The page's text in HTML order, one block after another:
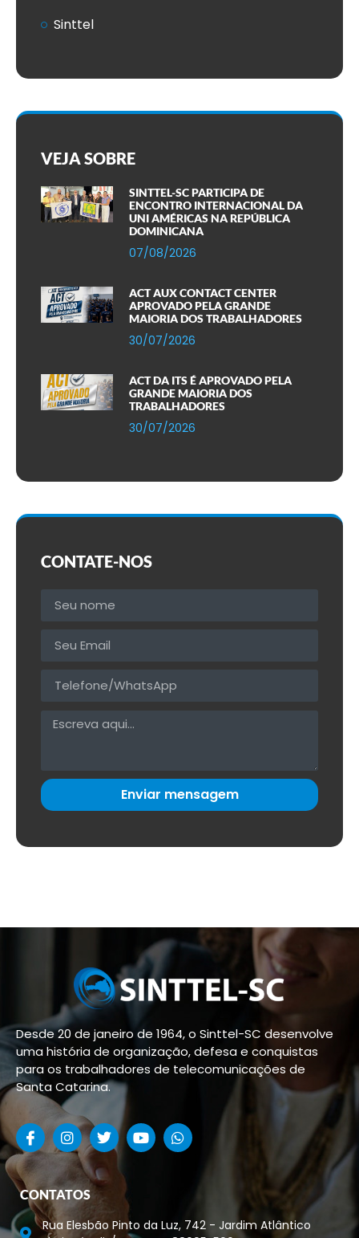
Sinttel
VEJA SOBRE
SINTTEL-SC PARTICIPA DE
ENCONTRO INTERNACIONAL DA
UNI AMÉRICAS NA REPÚBLICA
DOMINICANA
07/08/2026
ACT AUX CONTACT CENTER
APROVADO PELA GRANDE
MAIORIA DOS TRABALHADORES
30/07/2026
ACT DA ITS É APROVADO PELA
GRANDE MAIORIA DOS
TRABALHADORES
30/07/2026
CONTATE-NOS
Enviar mensagem
Desde 20 de janeiro de 1964, o Sinttel-SC desenvolve
uma história de organização, defesa e conquistas
para os trabalhadores de telecomunicações de
Santa Catarina.
CONTATOS
Rua Elesbão Pinto da Luz, 742 - Jardim Atlântico